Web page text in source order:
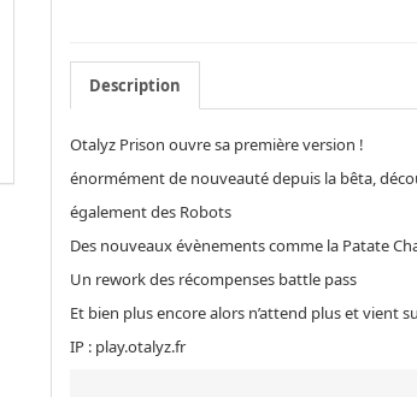
Description
Otalyz Prison ouvre sa première version !
énormément de nouveauté depuis la bêta,
également des Robots
Des nouveaux évènements comme la Patate
Un rework des récompenses battle pass
Et bien plus encore alors n’attend plus et vient
IP : play.otalyz.fr